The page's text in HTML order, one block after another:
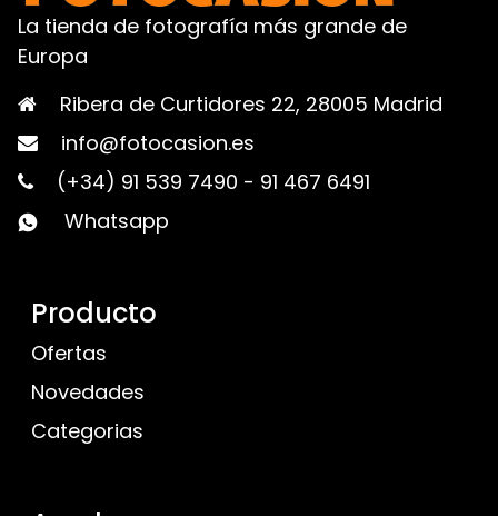
La tienda de fotografía más grande de
Europa
Ribera de Curtidores 22, 28005 Madrid
info@fotocasion.es
(+34) 91 539 7490 - 91 467 6491
Whatsapp
Producto
Ofertas
Novedades
Categorias